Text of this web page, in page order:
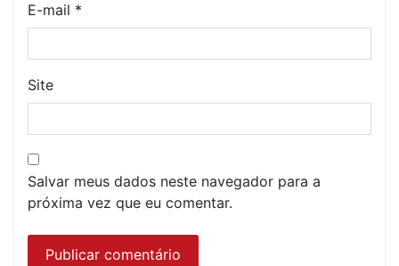
E-mail *
Site
Salvar meus dados neste navegador para a
próxima vez que eu comentar.